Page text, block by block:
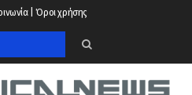
| Όροι χρήσης